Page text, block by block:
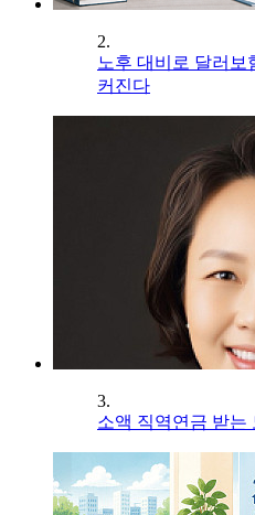
2.
노후 대비로 달러보
커진다
3.
소액 직역연금 받는